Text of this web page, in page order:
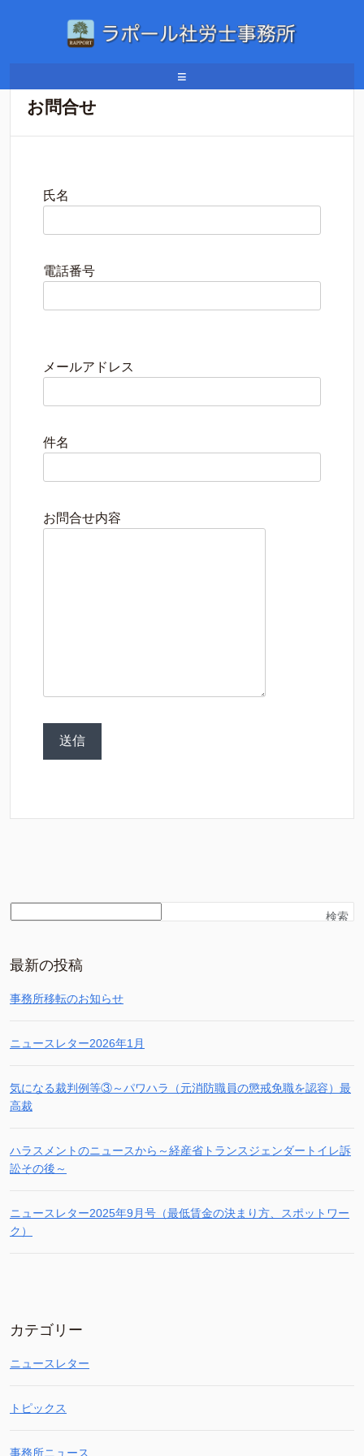
≡
お問合せ
お問合せ
氏名
電話番号
メールアドレス
件名
お問合せ内容
検索
最新の投稿
事務所移転のお知らせ
ニュースレター2026年1月
気になる裁判例等③～パワハラ（元消防職員の懲戒免職を認容）最
高裁
ハラスメントのニュースから～経産省トランスジェンダートイレ訴
訟その後～
ニュースレター2025年9月号（最低賃金の決まり方、スポットワー
ク）
カテゴリー
ニュースレター
トピックス
事務所ニュース